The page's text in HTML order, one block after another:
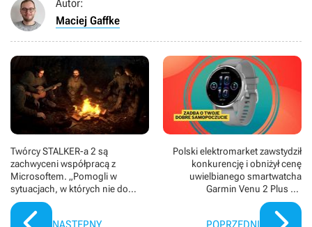
Autor:
Maciej Gaffke
Twórcy STALKER-a 2 są
zachwyceni współpracą z
Microsoftem. „Pomogli w
sytuacjach, w których nie do
końca powinni”
NASTĘPNY
Polski elektromarket zawstydził
konkurencję i obniżył cenę
uwielbianego smartwatcha
Garmin Venu 2 Plus do
rekordowego poziomu
POPRZEDNI